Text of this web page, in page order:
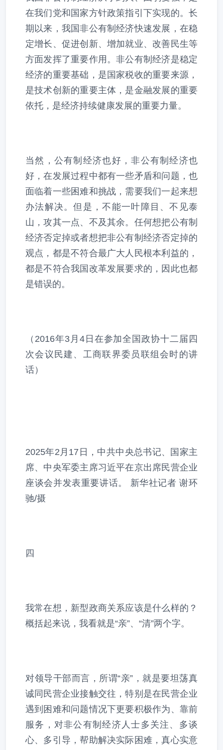
在我们党和国家方针政策指引下实现的。长
期以来，我国非公有制经济快速发展，在稳
定增长、促进创新、增加就业、改善民生等
方面发挥了重要作用。非公有制经济是稳定
经济的重要基础，是国家税收的重要来源，
是技术创新的重要主体，是金融发展的重要
依托，是经济持续健康发展的重要力量。
当然，公有制经济也好，非公有制经济也
好，在发展过程中都有一些矛盾和问题，也
面临着一些困难和挑战，需要我们一起来想
办法解决。但是，不能一叶障目、不见泰
山，攻其一点、不及其余。任何想把公有制
经济否定掉或者想把非公有制经济否定掉的
观点，都是不符合最广大人民根本利益的，
都是不符合我国改革发展要求的，因此也都
是错误的。
（2016年3月4日在参加全国政协十二届四
次会议民建、工商联界委员联组会时的讲
话）
2025年2月17日，中共中央总书记、国家主
席、中央军委主席习近平在京出席民营企业
座谈会并发表重要讲话。 新华社记者 谢环
驰/摄
四
我常在想，新型政商关系应该是什么样的？
概括起来说，我看就是“亲”、“清”两个字。
对领导干部而言，所谓“亲”，就是要坦荡真
诚同民营企业接触交往，特别是在民营企业
遇到困难和问题情况下更要积极作为、靠前
服务，对非公有制经济人士多关注、多谈
心、多引导，帮助解决实际困难，真心实意